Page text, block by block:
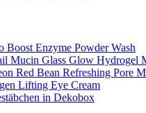
Enzyme Powder Wash
Mucin Glass Glow Hydrogel
Red Bean Refreshing Pore
Lifting Eye Cream
in Dekobox